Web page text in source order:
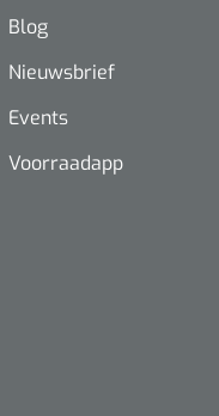
Blog
Nieuwsbrief
Events
Voorraadapp